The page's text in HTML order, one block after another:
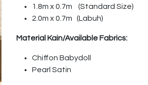
1.8m x 0.7m (Standard Size)
2.0m x 0.7m (Labuh)
Material Kain/Available Fabrics:
Chiffon Babydoll
Pearl Satin